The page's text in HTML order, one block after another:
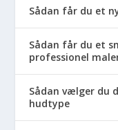
Sådan får du et
Sådan får du et
professionel
Sådan vælger du
hudtype